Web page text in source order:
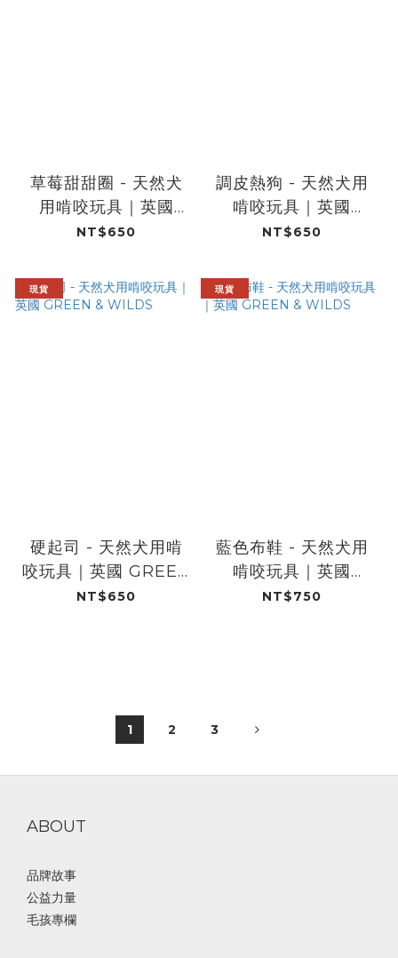
草莓甜甜圈 - 天然犬
用啃咬玩具｜英國
GREEN & WILDS
NT$650
調皮熱狗 - 天然犬用
啃咬玩具｜英國
GREEN & WILDS
NT$650
現貨
硬起司 - 天然犬用啃
咬玩具｜英國 GREEN
& WILDS
NT$650
現貨
藍色布鞋 - 天然犬用
啃咬玩具｜英國
GREEN & WILDS
NT$750
1 2 3
ABOUT
品牌故事
公益力量
毛孩專欄